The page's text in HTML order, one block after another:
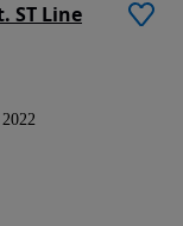
ST Line
2022